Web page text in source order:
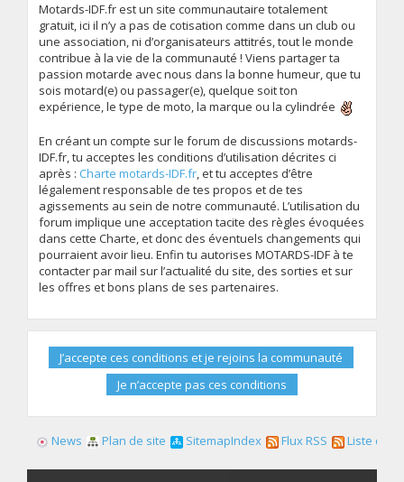
Motards-IDF.fr est un site communautaire totalement
gratuit, ici il n’y a pas de cotisation comme dans un club ou
une association, ni d’organisateurs attitrés, tout le monde
contribue à la vie de la communauté ! Viens partager ta
passion motarde avec nous dans la bonne humeur, que tu
sois motard(e) ou passager(e), quelque soit ton
expérience, le type de moto, la marque ou la cylindrée
En créant un compte sur le forum de discussions motards-
IDF.fr, tu acceptes les conditions d’utilisation décrites ci
après : Charte motards-IDF.fr, et tu acceptes d’être
légalement responsable de tes propos et de tes
agissements au sein de notre communauté. L’utilisation du
forum implique une acceptation tacite des règles évoquées
dans cette Charte, et donc des éventuels changements qui
pourraient avoir lieu. Enfin tu autorises MOTARDS-IDF à te
contacter par mail sur l’actualité du site, des sorties et sur
les offres et bons plans de ses partenaires.
News Plan de site SitemapIndex Flux RSS Liste des